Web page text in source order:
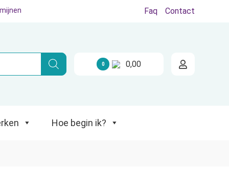
Hoe begin ik?
Faq Contact
0 0,00
Hoe begin ik?